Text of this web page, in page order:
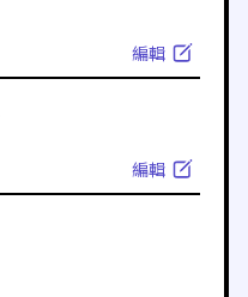
編輯
編輯